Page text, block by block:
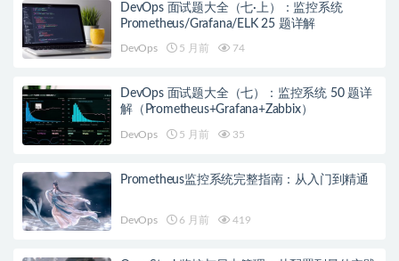
DevOps 面试题大全（七·上）：监控系统
Prometheus/Grafana/ELK 25 题详解
DevOps 5 月前 74
DevOps 面试题大全（七）：监控系统 50 题详
解（Prometheus+Grafana+Zabbix）
DevOps 5 月前 35
Prometheus监控系统完整指南：从入门到精通
DevOps 6 月前 419